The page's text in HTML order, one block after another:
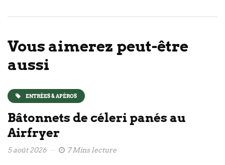
Vous aimerez peut-être
aussi
ENTRÉES & APÉROS
Bâtonnets de céleri panés au
Airfryer
5 août 2026 7 Mins lecture